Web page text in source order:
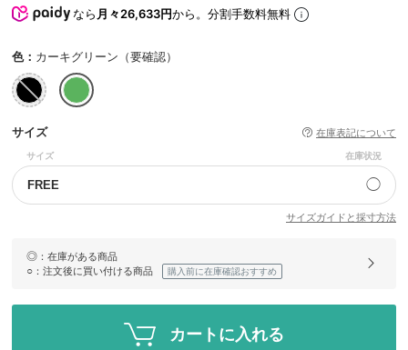
なら月々26,633円から。分割手数料無料
色： カーキグリーン（要確認）
サイズ 在庫表記について
サイズ 在庫状況
FREE ◯
サイズガイドと採寸方法
◎ ：在庫がある商品
○ ：注文後に買い付ける商品 購入前に在庫確認おすすめ
カートに入れる